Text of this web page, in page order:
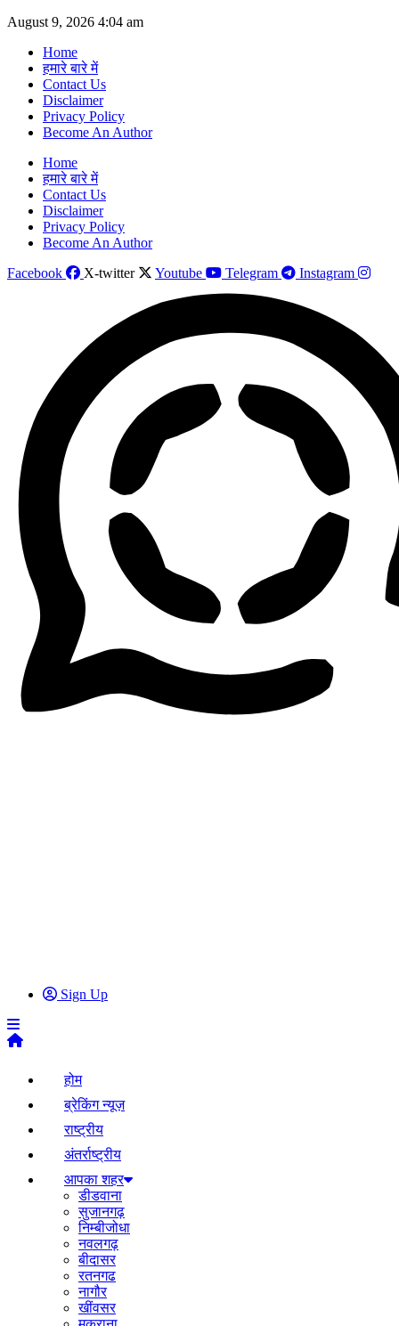
Skip
content
August 9, 2026 4:04 am
Home
हमारे बारे में
Contact Us
Disclaimer
Privacy Policy
Become An Author
Home
हमारे बारे में
Contact Us
Disclaimer
Privacy Policy
Become An Author
Facebook
X-twitter Youtube Telegram Instagram
Sign Up
होम
ब्रेकिंग न्यूज़
राष्ट्रीय
अंतर्राष्ट्रीय
आपका शहर
डीडवाना
सुजानगढ़
निम्बीजोधा
नवलगढ़
बीदासर
रतनगढ
नागौर
खींवसर